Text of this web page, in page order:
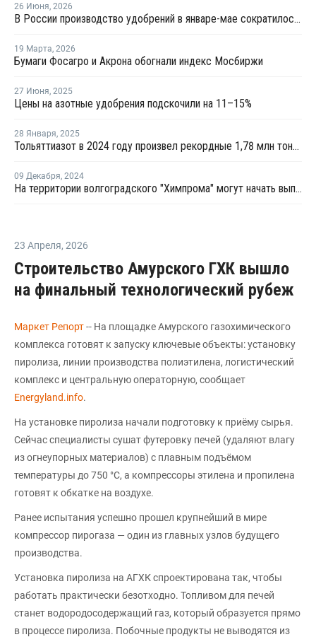
26 Июня, 2026
В России производство удобрений в январе-мае сократилось на 1%
19 Марта, 2026
Бумаги Фосагро и Акрона обогнали индекс Мосбиржи
27 Июня, 2025
Цены на азотные удобрения подскочили на 11–15%
28 Января, 2025
Тольяттиазот в 2024 году произвел рекордные 1,78 млн тонн карбамида
09 Декабря, 2024
На территории волгоградского "Химпрома" могут начать выпуск карбамида
23 Апреля, 2026
Строительство Амурского ГХК вышло
на финальный технологический рубеж
Маркет Репорт-- На площадке Амурского газохимического
комплекса готовят к запуску ключевые объекты: установку
пиролиза, линии производства полиэтилена, логистический
комплекс и центральную операторную, сообщает
Еnergyland.info.
На установке пиролиза начали подготовку к приёму сырья.
Сейчас специалисты сушат футеровку печей (удаляют влагу
из огнеупорных материалов) с плавным подъёмом
температуры до 750 °C, а компрессоры этилена и пропилена
готовят к обкатке на воздухе.
Ранее испытания успешно прошел крупнейший в мире
компрессор пирогаза — один из главных узлов будущего
производства.
Установка пиролиза на АГХК спроектирована так, чтобы
работать практически безотходно. Топливом для печей
станет водородосодержащий газ, который образуется прямо
в процессе пиролиза. Побочные продукты не выводятся из